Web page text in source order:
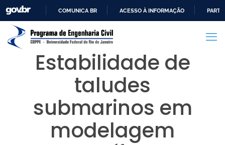
PARA
CONTEÚDO
COMUNICA BR ACESSO À INFORMAÇÃO
Estabilidade de
taludes
submarinos em
modelagem